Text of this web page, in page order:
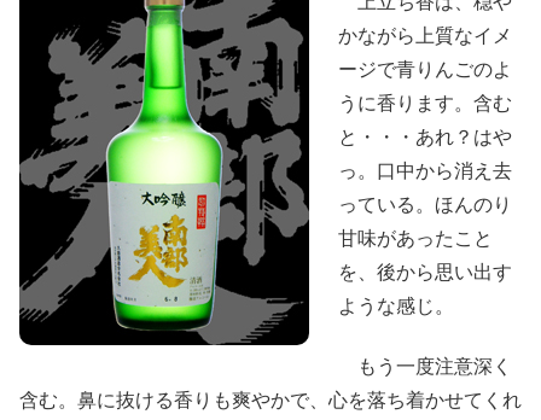
かながら上質なイメ
ージで青りんごのよ
うに香ります。含む
と・・・あれ？はや
っ。口中から消え去
っている。ほんのり
甘味があったこと
を、後から思い出す
ような感じ。
もう一度注意深く
含む。鼻に抜ける香りも爽やかで、心を落ち着かせてくれ